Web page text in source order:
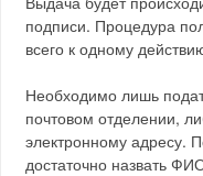
подписи. Процедура
всего к одному
Необходимо лишь
почтовом отделении,
электронному адресу.
достаточно назвать